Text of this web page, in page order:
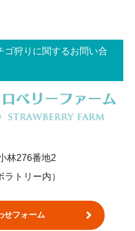
ゴ狩りに関するお問い合
林276番地2
ラトリー内）
せフォーム